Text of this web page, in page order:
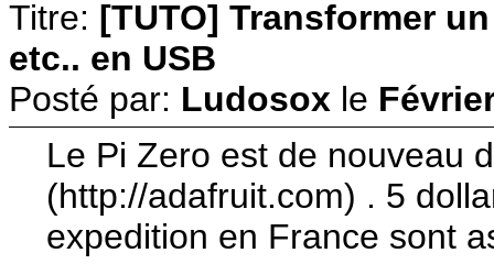
Titre: [TUTO] Transformer
etc.. en USB
Posté par: Ludosox le
Le Pi Zero est de nouveau
(http://adafruit.com) . 5
expedition en France sont